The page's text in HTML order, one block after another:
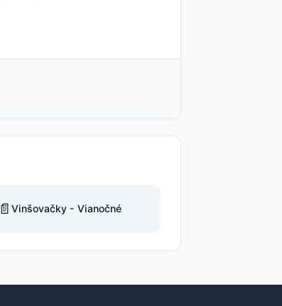
📄 Vinšovačky - Vianočné